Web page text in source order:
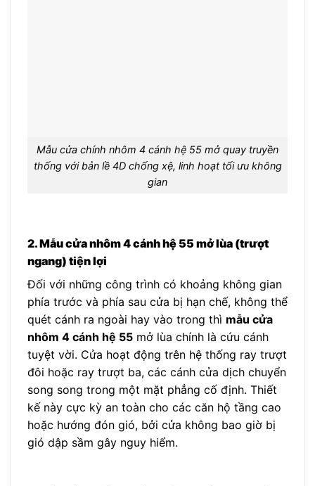
Mẫu cửa chính nhôm 4 cánh hệ 55 mở quay truyền
thống với bản lề 4D chống xệ, linh hoạt tối ưu không
gian
2. Mẫu cửa nhôm 4 cánh hệ 55 mở lùa (trượt
ngang) tiện lợi
Đối với những công trình có khoảng không gian
phía trước và phía sau cửa bị hạn chế, không thể
quét cánh ra ngoài hay vào trong thì mẫu cửa
nhôm 4 cánh hệ 55 mở lùa chính là cứu cánh
tuyệt vời. Cửa hoạt động trên hệ thống ray trượt
đôi hoặc ray trượt ba, các cánh cửa dịch chuyển
song song trong một mặt phẳng cố định. Thiết
kế này cực kỳ an toàn cho các căn hộ tầng cao
hoặc hướng đón gió, bởi cửa không bao giờ bị
gió dập sầm gây nguy hiểm.